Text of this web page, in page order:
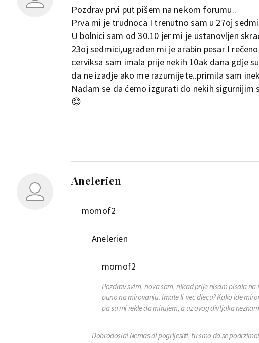
Pozdrav prvi put pišem na nekom forumu..
Prva mi je trudnoca I trenutno sam u 27oj
U bolnici sam od 30.10 jer mi je ustanovljen
23oj sedmici,ugrađen mi je arabin pesar I
cerviksa sam imala prije nekih 10ak dana gdje
da ne izadje ako me razumijete..primila sam
Nadam se da ćemo izgurati do nekih
😊
Anelerien
momof2
Anelerien
momof2
Pozdrav svim, nova sam, nikad prije nisam pisala
puno na mirovanju. Imate li vec djecu? Kako ide
pa su mi rekle da mirujem, a uz ovog divljaka
Dobrodosla! Nemas di pogrijesiti, tu smo da se